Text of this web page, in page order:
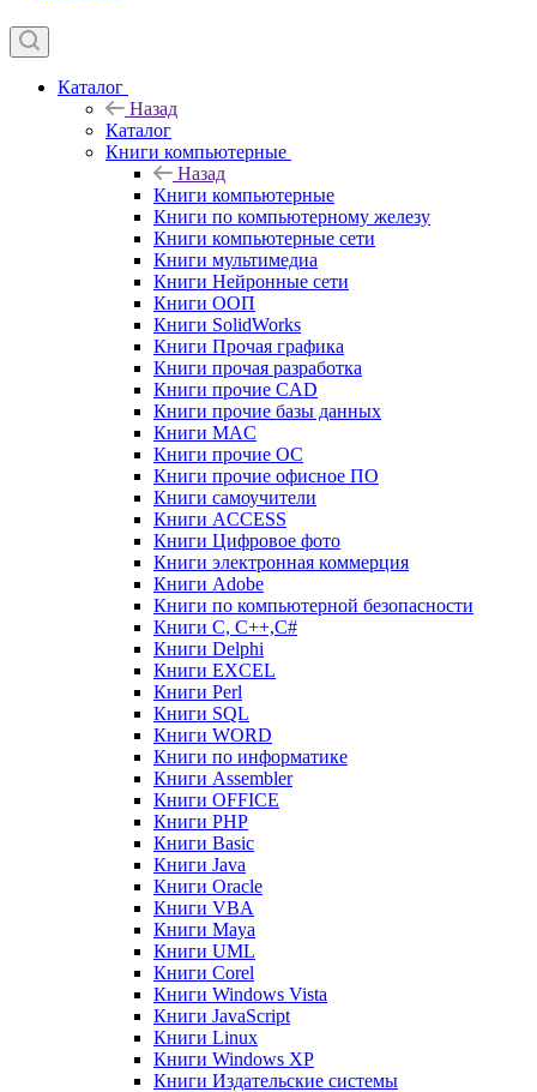
Каталог
Назад
Каталог
Книги компьютерные
Назад
Книги компьютерные
Книги по компьютерному железу
Книги компьютерные сети
Книги мультимедиа
Книги Нейронные сети
Книги ООП
Книги SolidWorks
Книги Прочая графика
Книги прочая разработка
Книги прочие CAD
Книги прочие базы данных
Книги MAC
Книги прочие ОС
Книги прочие офисное ПО
Книги самоучители
Книги ACCESS
Книги Цифровое фото
Книги электронная коммерция
Книги Adobe
Книги по компьютерной безопасности
Книги C, C++,С#
Книги Delphi
Книги EXCEL
Книги Perl
Книги SQL
Книги WORD
Книги по информатике
Книги Assembler
Книги OFFICE
Книги PHP
Книги Basic
Книги Java
Книги Oracle
Книги VBA
Книги Maya
Книги UML
Книги Corel
Книги Windows Vista
Книги JavaScript
Книги Linux
Книги Windows XP
Книги Издательские системы